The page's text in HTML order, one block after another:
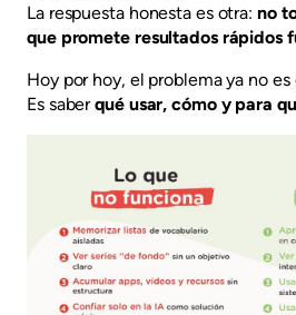
La respuesta honesta es otra: no
que promete resultados rápidos
Hoy por hoy, el problema ya no
Es saberqué usar, cómo y para